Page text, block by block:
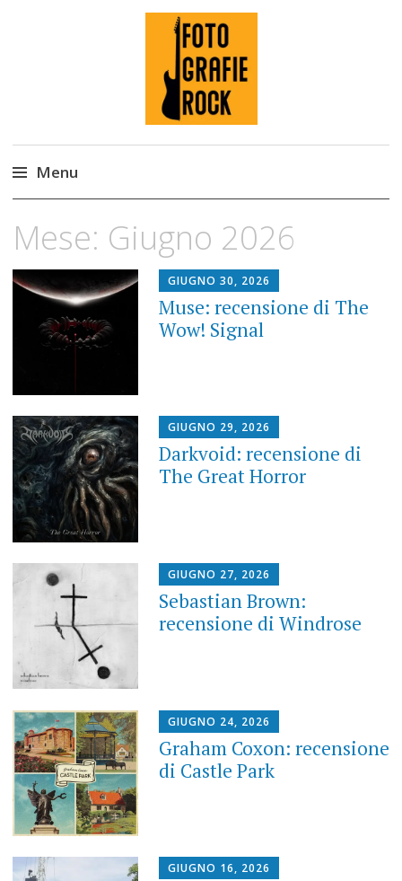
Fotografie ROCK
Menu
to
Mese: Giugno 2026
GIUGNO 30, 2026
Muse: recensione di The
Wow! Signal
GIUGNO 29, 2026
Darkvoid: recensione di
The Great Horror
GIUGNO 27, 2026
Sebastian Brown:
recensione di Windrose
GIUGNO 24, 2026
Graham Coxon: recensione
di Castle Park
GIUGNO 16, 2026